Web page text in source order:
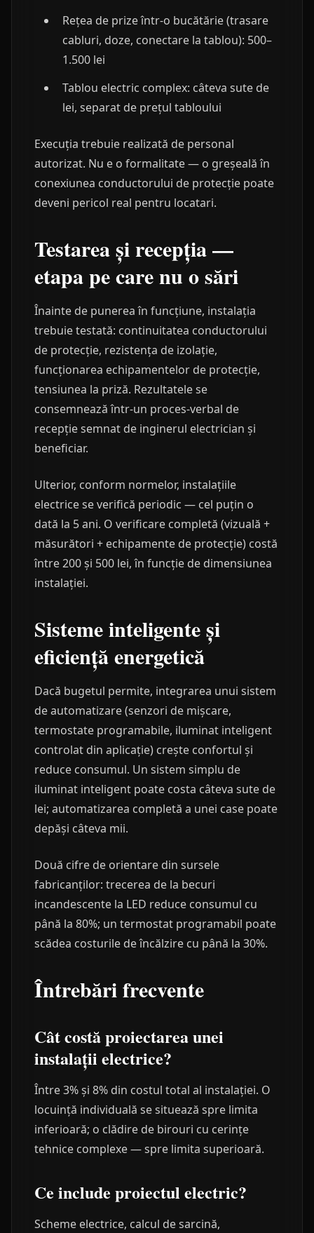
Rețea de prize într-o bucătărie (trasare
cabluri, doze, conectare la tablou): 500–
1.500 lei
Tablou electric complex: câteva sute de
lei, separat de prețul tabloului
Execuția trebuie realizată de personal
autorizat. Nu e o formalitate — o greșeală în
conexiunea conductorului de protecție poate
deveni pericol real pentru locatari.
Testarea și recepția —
etapa pe care nu o sări
Înainte de punerea în funcțiune, instalația
trebuie testată: continuitatea conductorului
de protecție, rezistența de izolație,
funcționarea echipamentelor de protecție,
tensiunea la priză. Rezultatele se
consemnează într-un proces-verbal de
recepție semnat de inginerul electrician și
beneficiar.
Ulterior, conform normelor, instalațiile
electrice se verifică periodic — cel puțin o
dată la 5 ani. O verificare completă (vizuală +
măsurători + echipamente de protecție) costă
între 200 și 500 lei, în funcție de dimensiunea
instalației.
Sisteme inteligente și
eficiență energetică
Dacă bugetul permite, integrarea unui sistem
de automatizare (senzori de mișcare,
termostate programabile, iluminat inteligent
controlat din aplicație) crește confortul și
reduce consumul. Un sistem simplu de
iluminat inteligent poate costa câteva sute de
lei; automatizarea completă a unei case poate
depăși câteva mii.
Două cifre de orientare din sursele
fabricanților: trecerea de la becuri
incandescente la LED reduce consumul cu
până la 80%; un termostat programabil poate
scădea costurile de încălzire cu până la 30%.
Întrebări frecvente
Cât costă proiectarea unei
instalații electrice?
Între 3% și 8% din costul total al instalației. O
locuință individuală se situează spre limita
inferioară; o clădire de birouri cu cerințe
tehnice complexe — spre limita superioară.
Ce include proiectul electric?
Scheme electrice, calcul de sarcină,